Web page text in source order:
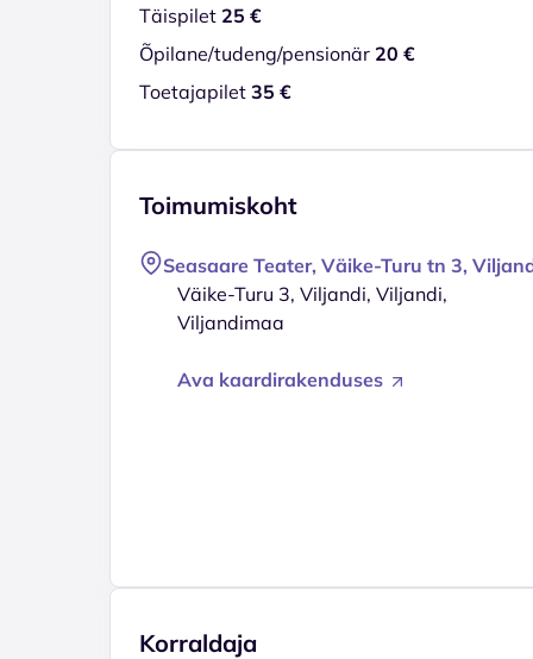
Täispilet 25 €
Õpilane/tudeng/pensionär 20 €
Toetajapilet 35 €
Toimumiskoht
Seasaare Teater, Väike-Turu tn 3,
Väike-Turu 3, Viljandi, Viljandi,
Viljandimaa
Ava kaardirakenduses
Korraldaja